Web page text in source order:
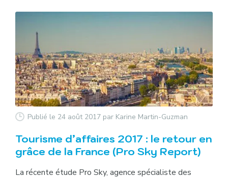
Publié le 24 août 2017 par Karine Martin-Guzman
Tourisme d’affaires 2017 : le retour en
grâce de la France (Pro Sky Report)
La récente étude Pro Sky, agence spécialiste des